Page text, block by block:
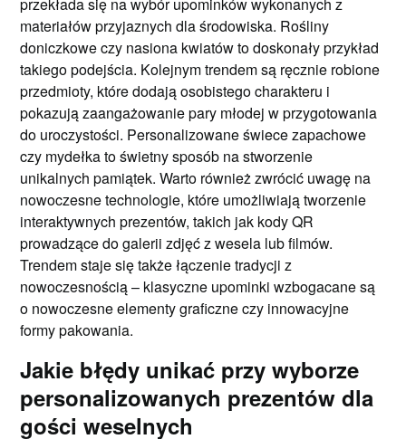
materiałów przyjaznych dla środowiska. Rośliny
doniczkowe czy nasiona kwiatów to doskonały przykład
takiego podejścia. Kolejnym trendem są ręcznie robione
przedmioty, które dodają osobistego charakteru i
pokazują zaangażowanie pary młodej w przygotowania
do uroczystości. Personalizowane świece zapachowe
czy mydełka to świetny sposób na stworzenie
unikalnych pamiątek. Warto również zwrócić uwagę na
nowoczesne technologie, które umożliwiają tworzenie
interaktywnych prezentów, takich jak kody QR
prowadzące do galerii zdjęć z wesela lub filmów.
Trendem staje się także łączenie tradycji z
nowoczesnością – klasyczne upominki wzbogacane są
o nowoczesne elementy graficzne czy innowacyjne
formy pakowania.
Jakie błędy unikać przy wyborze
personalizowanych prezentów dla
gości weselnych